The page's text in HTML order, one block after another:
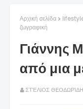
Αρχική σελίδα
ζωγραφική
Γιάννης
από μια
ΣΤΈΛΙΟΣ